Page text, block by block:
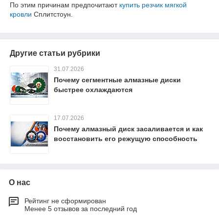
По этим причинам предпочитают купить резчик мягкой
кровли Сплитстоун.
Другие статьи рубрики
31.07.2026
Почему сегментные алмазные диски
быстрее охлаждаются
17.07.2026
Почему алмазный диск засаливается и как
восстановить его режущую способность
О нас
Рейтинг не сформирован
Менее 5 отзывов за последний год